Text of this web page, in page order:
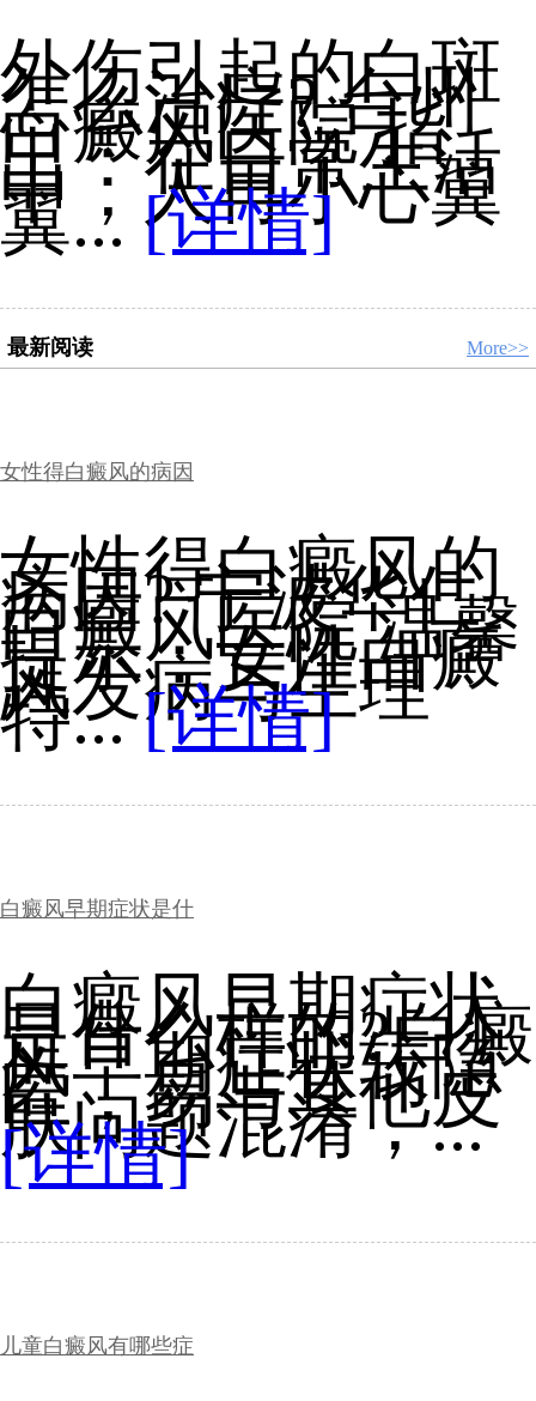
外伤引起的白斑
怎么治疗? 台州
白癜风医院 指
出：在日常生活
中，人再小心翼
翼... [详情]
最新阅读 More>>
女性得白癜风的病因
女性得白癜风的
病因? 宁波华仁
白癜风医院 温馨
提示：女性白癜
风发病与生理
特...[详情]
白癜风早期症状是什
白癜风早期症状
是什么样的?白癜
风早期症状较隐
匿，易与其他皮
肤问题混淆，...
[详情]
儿童白癜风有哪些症